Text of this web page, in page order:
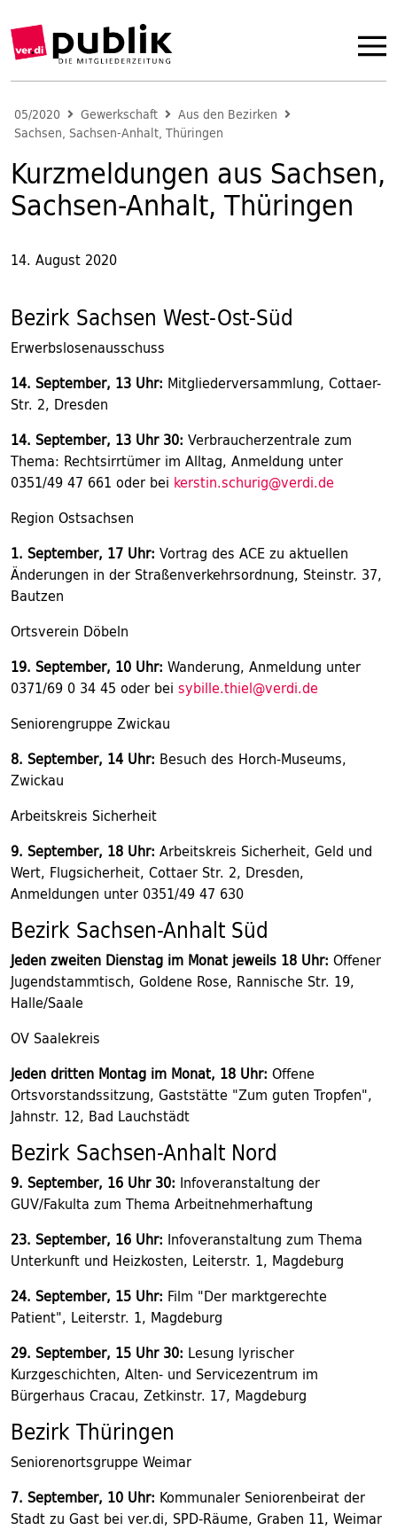
05/2020 Gewerkschaft
Aus den Bezirken
Sachsen, Sachsen-Anhalt, Thüringen
Kurzmeldungen aus Sachsen,
Sachsen-Anhalt, Thüringen
14. August 2020
Bezirk Sachsen West-Ost-Süd
Erwerbslosenausschuss
14. September, 13 Uhr: Mitgliederversammlung, Cottaer-
Str. 2, Dresden
14. September, 13 Uhr 30: Verbraucherzentrale zum
Thema: Rechtsirrtümer im Alltag, Anmeldung unter
0351/49 47 661 oder bei kerstin.schurig@verdi.de
Region Ostsachsen
1. September, 17 Uhr: Vortrag des ACE zu aktuellen
Änderungen in der Straßenverkehrsordnung, Steinstr. 37,
Bautzen
Ortsverein Döbeln
19. September, 10 Uhr: Wanderung, Anmeldung unter
0371/69 0 34 45 oder bei sybille.thiel@verdi.de
Seniorengruppe Zwickau
8. September, 14 Uhr: Besuch des Horch-Museums,
Zwickau
Arbeitskreis Sicherheit
9. September, 18 Uhr: Arbeitskreis Sicherheit, Geld und
Wert, Flugsicherheit, Cottaer Str. 2, Dresden,
Anmeldungen unter 0351/49 47 630
Bezirk Sachsen-Anhalt Süd
Jeden zweiten Dienstag im Monat jeweils 18 Uhr: Offener
Jugendstammtisch, Goldene Rose, Rannische Str. 19,
Halle/Saale
OV Saalekreis
Jeden dritten Montag im Monat, 18 Uhr: Offene
Ortsvorstandssitzung, Gaststätte "Zum guten Tropfen",
Jahnstr. 12, Bad Lauchstädt
Bezirk Sachsen-Anhalt Nord
9. September, 16 Uhr 30: Infoveranstaltung der
GUV/Fakulta zum Thema Arbeitnehmerhaftung
23. September, 16 Uhr: Infoveranstaltung zum Thema
Unterkunft und Heizkosten, Leiterstr. 1, Magdeburg
24. September, 15 Uhr: Film "Der marktgerechte
Patient", Leiterstr. 1, Magdeburg
29. September, 15 Uhr 30: Lesung lyrischer
Kurzgeschichten, Alten- und Servicezentrum im
Bürgerhaus Cracau, Zetkinstr. 17, Magdeburg
Bezirk Thüringen
Seniorenortsgruppe Weimar
7. September, 10 Uhr: Kommunaler Seniorenbeirat der
Stadt zu Gast bei ver.di, SPD-Räume, Graben 11, Weimar